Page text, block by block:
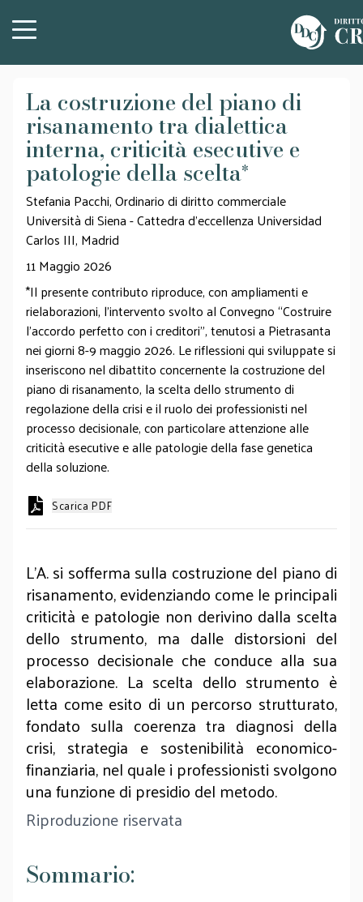
La costruzione del piano di
risanamento tra dialettica
interna, criticità esecutive e
patologie della scelta*
Stefania Pacchi, Ordinario di diritto commerciale
Università di Siena - Cattedra d’eccellenza Universidad
Carlos III, Madrid
11 Maggio 2026
*Il presente contributo riproduce, con ampliamenti e
rielaborazioni, l’intervento svolto al Convegno “Costruire
l’accordo perfetto con i creditori”, tenutosi a Pietrasanta
nei giorni 8-9 maggio 2026. Le riflessioni qui sviluppate si
inseriscono nel dibattito concernente la costruzione del
piano di risanamento, la scelta dello strumento di
regolazione della crisi e il ruolo dei professionisti nel
processo decisionale, con particolare attenzione alle
criticità esecutive e alle patologie della fase genetica
della soluzione.
Scarica PDF
L’A. si sofferma sulla costruzione del piano di
risanamento, evidenziando come le principali
criticità e patologie non derivino dalla scelta
dello strumento, ma dalle distorsioni del
processo decisionale che conduce alla sua
elaborazione. La scelta dello strumento è
letta come esito di un percorso strutturato,
fondato sulla coerenza tra diagnosi della
crisi, strategia e sostenibilità economico-
finanziaria, nel quale i professionisti svolgono
una funzione di presidio del metodo.
Riproduzione riservata
Sommario: